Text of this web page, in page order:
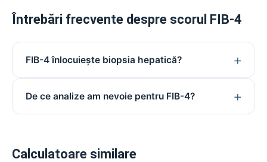
Întrebări frecvente despre scorul FIB-4
FIB-4 înlocuiește biopsia hepatică?
De ce analize am nevoie pentru FIB-4?
Calculatoare similare